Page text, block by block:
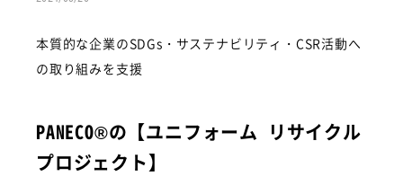
本質的な企業のSDGs・サステナビリティ・CSR活動へ
の取り組みを支援
PANECO®の【ユニフォーム リサイクル
プロジェクト】